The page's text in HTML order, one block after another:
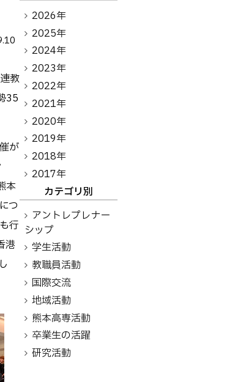
教
35
が
本
つ
行
港
2026年
2025年
2024年
2023年
2022年
2021年
2020年
2019年
2018年
2017年
カテゴリ別
アントレプレナー
シップ
学生活動
教職員活動
国際交流
地域活動
熊本高専活動
卒業生の活躍
研究活動
アントレプレナーシップ
その他
お問い合わせ
卒業生の方へ